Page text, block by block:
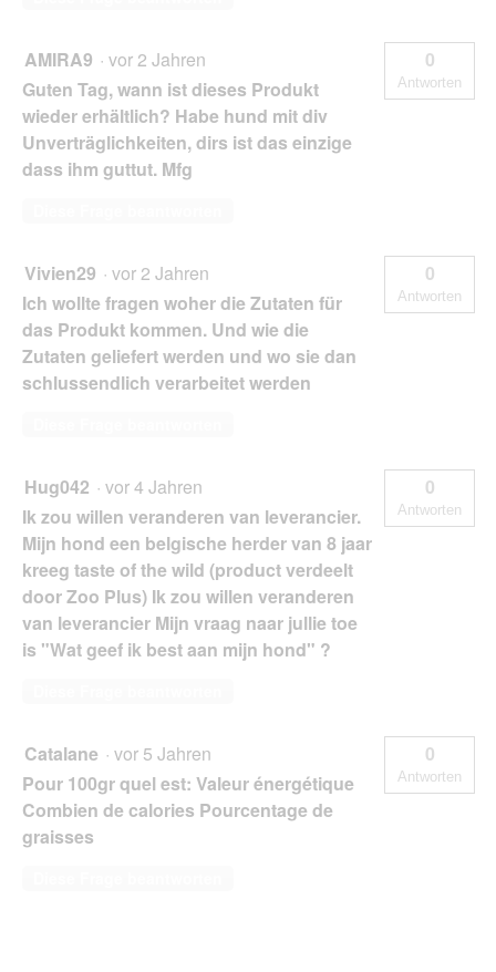
AMIRA9 · vor 2 Jahren
Guten Tag, wann ist dieses Produkt
wieder erhältlich? Habe hund mit div
Unverträglichkeiten, dirs ist das einzige
dass ihm guttut. Mfg
0
Antworten
Vivien29 · vor 2 Jahren
Ich wollte fragen woher die Zutaten für
das Produkt kommen. Und wie die
Zutaten geliefert werden und wo sie dan
schlussendlich verarbeitet werden
0
Antworten
Hug042 · vor 4 Jahren
Ik zou willen veranderen van leverancier.
Mijn hond een belgische herder van 8 jaar
kreeg taste of the wild (product verdeelt
door Zoo Plus) Ik zou willen veranderen
van leverancier Mijn vraag naar jullie toe
is "Wat geef ik best aan mijn hond" ?
0
Antworten
Catalane · vor 5 Jahren
Pour 100gr quel est: Valeur énergétique
Combien de calories Pourcentage de
graisses
0
Antworten